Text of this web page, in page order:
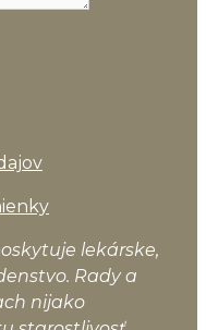
lekárske,
Rady a
nijako